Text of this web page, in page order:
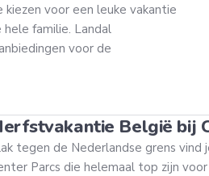
voor een leuke vakantie
familie. Landal
voor de
België bij
tegen de Nederlandse grens
Parcs die helemaal top zijn